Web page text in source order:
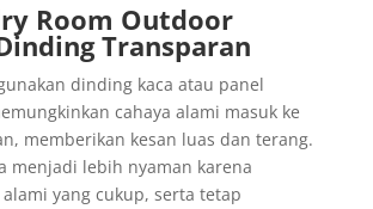
Room Outdoor
Transparan
dinding kaca atau panel
cahaya alami masuk ke
memberikan kesan luas dan terang.
menjadi lebih nyaman karena
yang cukup, serta tetap